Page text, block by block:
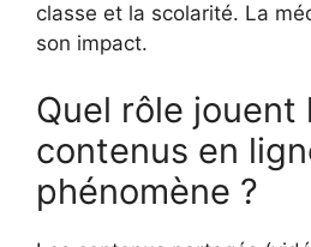
classe et la scolarité. La
son impact.
Quel rôle jouent
contenus en
phénomène ?